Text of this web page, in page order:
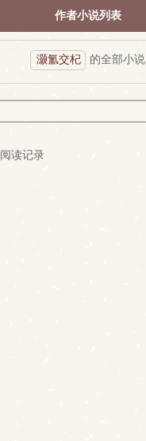
作者小说列表
灏氳交杞 的全部小说
阅读记录